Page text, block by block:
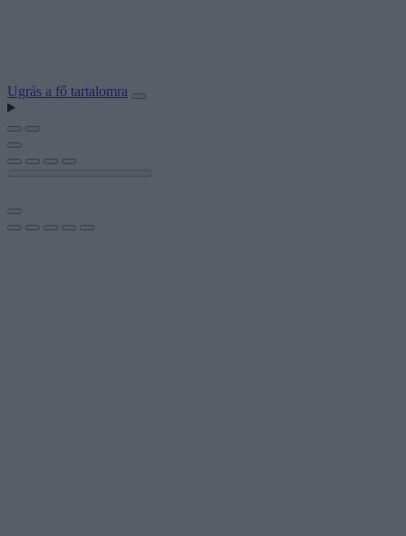
Ugrás a fő tartalomra